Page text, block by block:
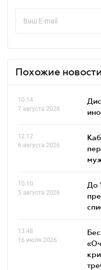
Похожие новости
10.14
7 августа 2026
12.12
6 августа 2026
10.10
5 августа 2026
До
13.48
16 июля 2026